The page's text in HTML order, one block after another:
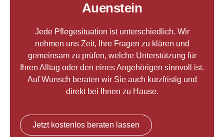
Auenstein
Jede Pflegesituation ist unterschiedlich. Wir
nehmen uns Zeit, Ihre Fragen zu klären und
gemeinsam zu prüfen, welche Unterstützung für
Ihren Alltag oder den eines Angehörigen sinnvoll ist.
Auf Wunsch beraten wir Sie auch kurzfristig und
direkt bei Ihnen zu Hause.
Jetzt kostenlos beraten lassen